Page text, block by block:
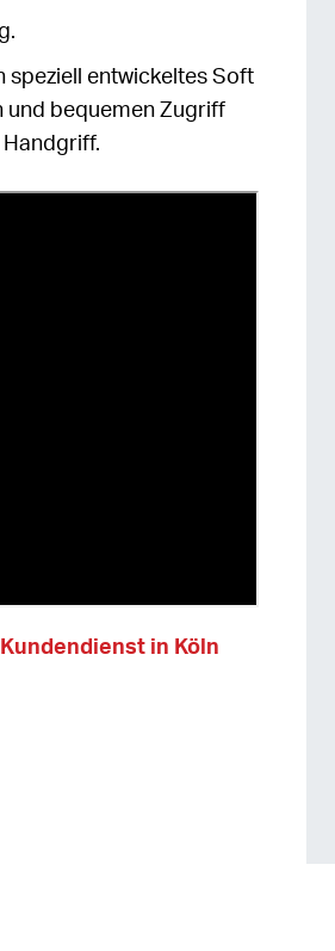
speziell entwickeltes Soft
und bequemen Zugriff
Handgriff.
in Köln